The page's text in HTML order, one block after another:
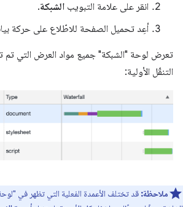
انقر على علامة التبويب الشبكة.
أعِد تحميل الصفحة للاطّلاع على حركة
تعرض لوحة "الشبكة" جميع مواد العرض التي تم
التنقّل الأولية:
ملاحظة: قد تختلف الأعمدة الفعلية التي تظهر في